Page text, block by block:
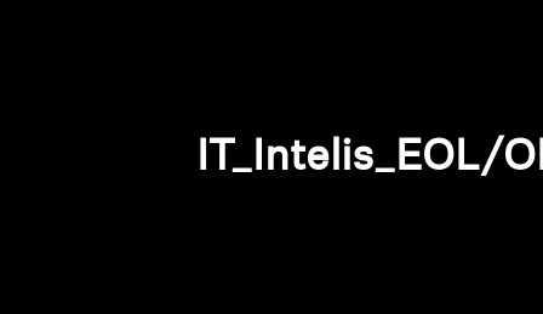
IT_Intelis_EOL/